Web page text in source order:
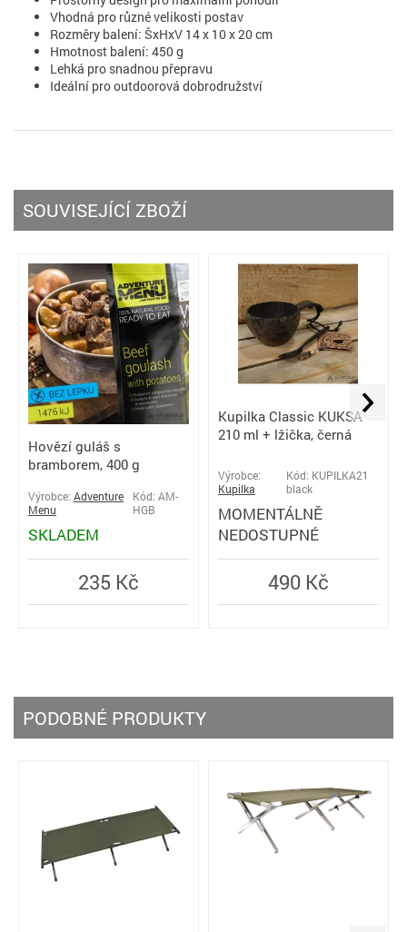
Vhodná pro různé velikosti postav
Rozměry balení: ŠxHxV 14 x 10 x 20 cm
Hmotnost balení: 450 g
Lehká pro snadnou přepravu
Ideální pro outdoorová dobrodružství
SOUVISEJÍCÍ ZBOŽÍ
Hovězí guláš s
bramborem, 400 g
Výrobce: Adventure
Menu
Kód: AM-
HGB
SKLADEM
235 Kč
Kupilka Classic KUKSA
210 ml + lžička, černá
Výrobce:
Kupilka
Kód: KUPILKA21
black
MOMENTÁLNĚ
NEDOSTUPNÉ
490 Kč
PODOBNÉ PRODUKTY